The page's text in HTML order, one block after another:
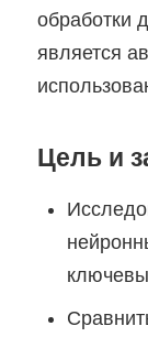
обработки
является
Цель и